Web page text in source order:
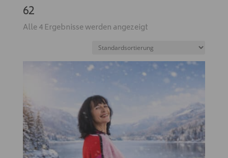
62
Alle 4 Ergebnisse werden angezeigt